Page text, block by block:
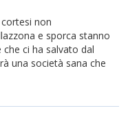
non
e sporca stanno
ci ha salvato dal
una società sana che